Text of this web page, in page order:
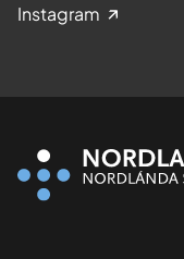
Instagram